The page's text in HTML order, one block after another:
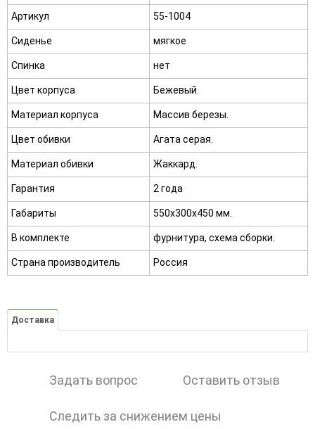
Артикул 55-1004
Сиденье мягкое
Спинка нет
Цвет корпуса Бежевый.
Материал корпуса Массив березы.
Цвет обивки Агата серая.
Материал обивки Жаккард.
Гарантия 2 года
Габариты 550х300х450 мм.
В комплекте фурнитура, схема сборки.
Страна производитель Россия
Доставка
Задать вопрос Оставить отзыв
Следить за снижением цены